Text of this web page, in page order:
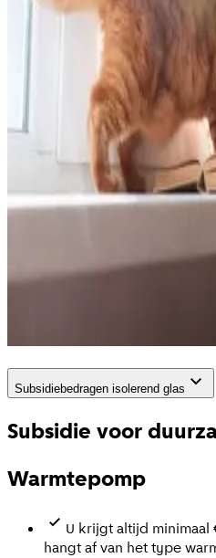
Subsidiebedragen isolerend glas
Subsidie voor
Warmtepomp
U krijgt altijd
hangt af van het type